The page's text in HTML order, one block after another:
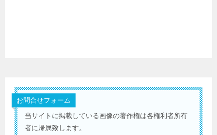
お問合せフォーム
当サイトに掲載している画像の著作権は各権利者所有
者に帰属致します。